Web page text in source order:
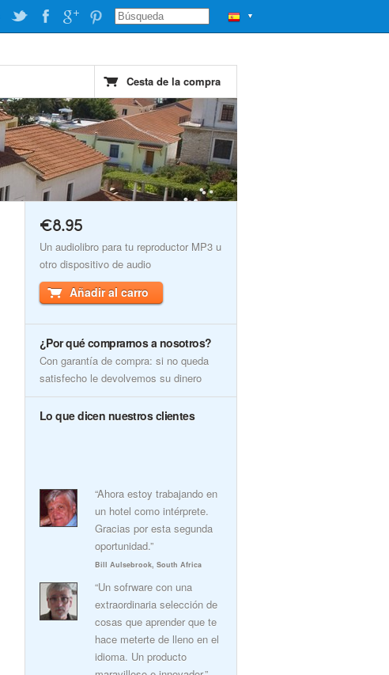
▼
Cesta de la compra
€8.95
Un audiolibro para tu reproductor MP3 u
otro dispositivo de audio
Añadir al carro
¿Por qué comprarnos a nosotros?
Con garantía de compra: si no queda
satisfecho le devolvemos su dinero
Lo que dicen nuestros clientes
“Ahora estoy trabajando en
un hotel como intérprete.
Gracias por esta segunda
oportunidad.”
Bill Aulsebrook, South Africa
“Un sofrware con una
extraordinaria selección de
cosas que aprender que te
hace meterte de lleno en el
idioma. Un producto